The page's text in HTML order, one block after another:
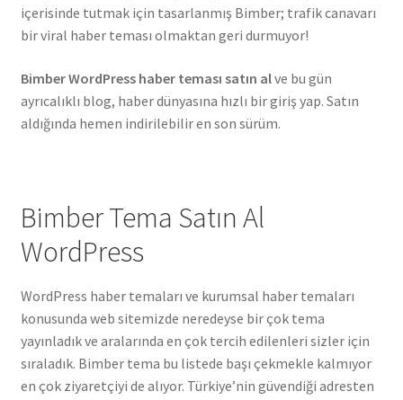
içerisinde tutmak için tasarlanmış Bimber; trafik canavarı
bir viral haber teması olmaktan geri durmuyor!
Bimber WordPress haber teması satın alve bu gün
ayrıcalıklı blog, haber dünyasına hızlı bir giriş yap. Satın
aldığında hemen indirilebilir en son sürüm.
Bimber Tema Satın Al
WordPress
WordPress haber temaları ve kurumsal haber temaları
konusunda web sitemizde neredeyse bir çok tema
yayınladık ve aralarında en çok tercih edilenleri sizler için
sıraladık. Bimber tema bu listede başı çekmekle kalmıyor
en çok ziyaretçiyi de alıyor. Türkiye’nin güvendiği adresten